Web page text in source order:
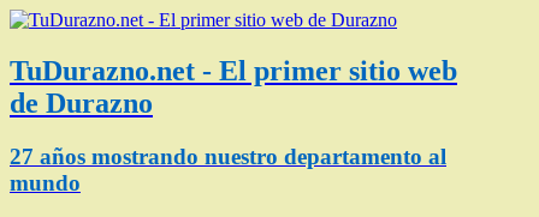
TuDurazno.net - El primer sitio web
de Durazno
27 años mostrando nuestro departamento al
mundo